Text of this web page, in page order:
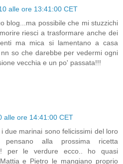
alle ore 13:41:00 CET
blog...ma possibile che mi stuzzichi
riesci a trasformare anche dei
ma mica si lamentano a casa
so che darebbe per vedermi ogni
vecchia e un po' passata!!!
alle ore 14:41:00 CET
due marinai sono felicissimi del loro
alla prossima ricetta
per le verdure ecco.. ho quasi
e Pietro le mangiano proprio